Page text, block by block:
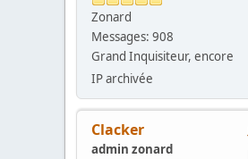
Zonard
Messages: 908
Grand Inquisiteur, encore
IP archivée
Clacker
admin zonard